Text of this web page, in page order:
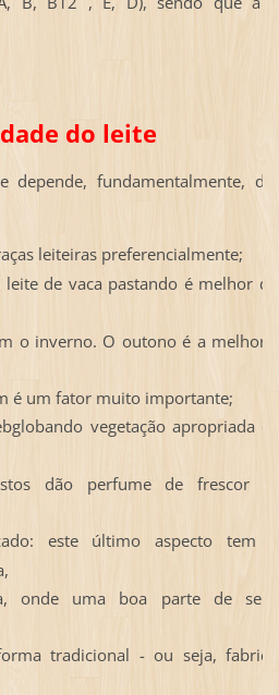
do leite
fundamentalmente, de
leiteiras preferencialmente;
de vaca pastando é melhor
o inverno. O outono é a melhor
é um fator muito importante;
vegetação apropriada e
dão perfume de frescor e
este último aspecto tem
onde uma boa parte de
tradicional - ou seja,